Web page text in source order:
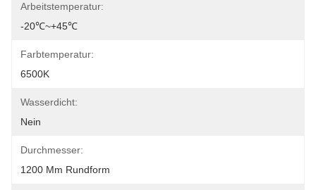
Arbeitstemperatur:
-20℃~+45℃
Farbtemperatur:
6500K
Wasserdicht:
Nein
Durchmesser:
1200 Mm Rundform